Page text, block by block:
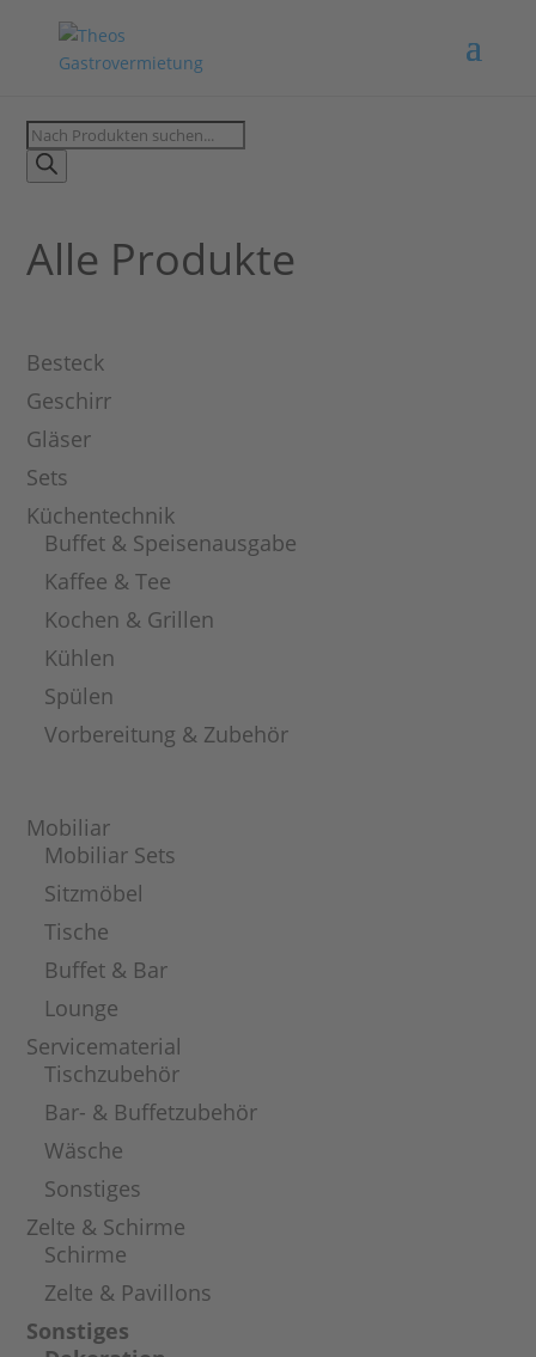
Products
search
Alle Produkte
Besteck
Geschirr
Gläser
Sets
Küchentechnik
Buffet & Speisenausgabe
Kaffee & Tee
Kochen & Grillen
Kühlen
Spülen
Vorbereitung & Zubehör
Mobiliar
Mobiliar Sets
Sitzmöbel
Tische
Buffet & Bar
Lounge
Servicematerial
Tischzubehör
Bar- & Buffetzubehör
Wäsche
Sonstiges
Zelte & Schirme
Schirme
Zelte & Pavillons
Sonstiges